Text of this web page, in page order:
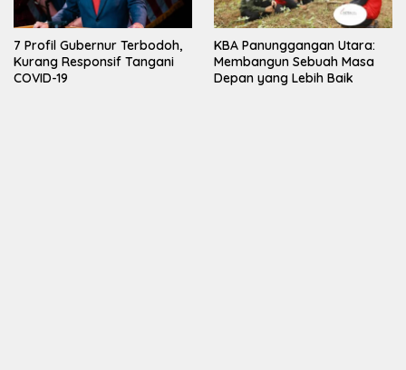
7 Profil Gubernur Terbodoh,
Kurang Responsif Tangani
COVID-19
KBA Panunggangan Utara:
Membangun Sebuah Masa
Depan yang Lebih Baik